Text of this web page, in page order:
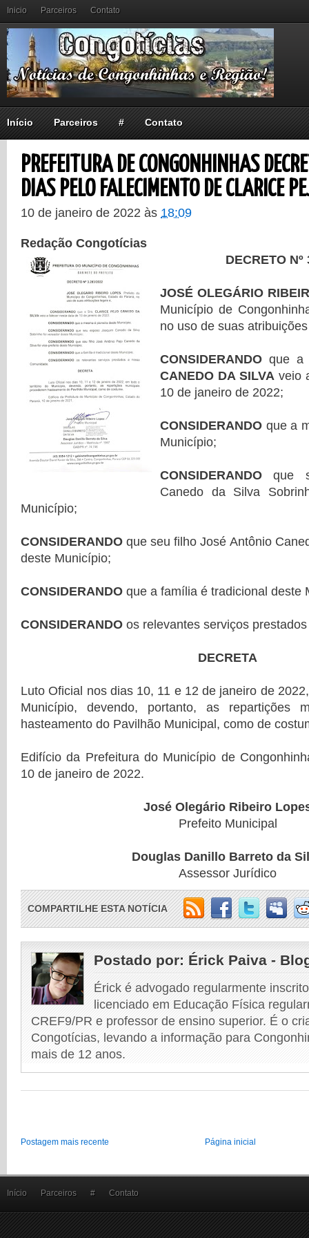
Inicio Parceiros Contato
Início Parceiros # Contato
PREFEITURA DE CONGONHINHAS
DIAS PELO FALECIMENTO DE CLARICE
10 de janeiro de 2022 às 18:09
Redação Congotícias
DECRETO Nº
JOSÉ OLEGÁRIO
Município de
no uso de suas
CONSIDERANDO que
CANEDO DA SILVA veio
10 de janeiro de 2022;
CONSIDERANDO que a
Município;
CONSIDERANDO que
Canedo da Silva
Município;
CONSIDERANDO que seu filho José Antônio
deste Município;
CONSIDERANDO que a família é tradicional deste
CONSIDERANDO os relevantes serviços
DECRETA
Luto Oficial nos dias 10, 11 e 12 de janeiro de
Município, devendo, portanto, as repartições
hasteamento do Pavilhão Municipal, como de
Edifício da Prefeitura do Município de
10 de janeiro de 2022.
José Olegário Ribeiro
Prefeito Municipal
Douglas Danillo Barreto da
Assessor Jurídico
COMPARTILHE ESTA NOTÍCIA
Postado por: Érick Paiva -
Érick é advogado regularmente
licenciado em Educação Física
CREF9/PR e professor de ensino superior. É o
Congotícias, levando a informação para
mais de 12 anos.
Postagem mais recente Página inicial
Início Parceiros # Contato